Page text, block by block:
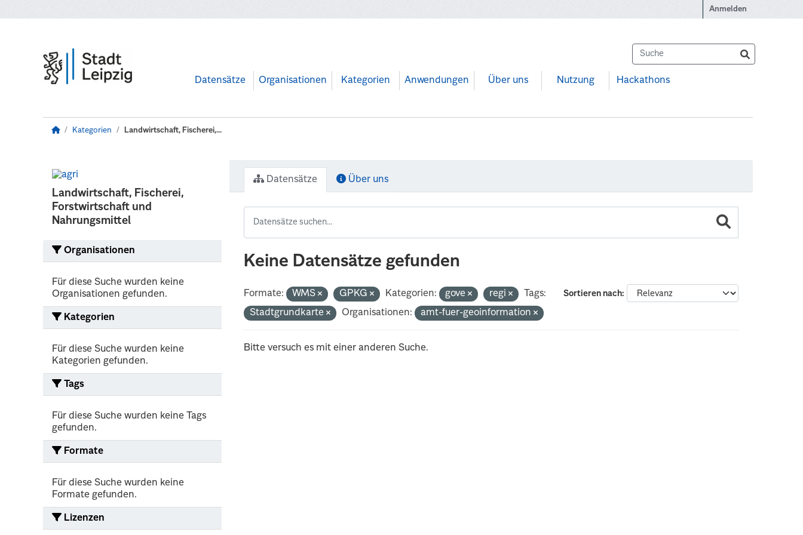
Anmelden
Datensätze Organisationen Kategorien Anwendungen Über uns Nutzung Hackathons
Kategorien Landwirtschaft, Fischerei,...
Landwirtschaft, Fischerei,
Forstwirtschaft und
Nahrungsmittel
Organisationen
Für diese Suche wurden keine
Organisationen gefunden.
Kategorien
Für diese Suche wurden keine
Kategorien gefunden.
Tags
Für diese Suche wurden keine Tags
gefunden.
Formate
Für diese Suche wurden keine
Formate gefunden.
Lizenzen
Datensätze Über uns
Keine Datensätze gefunden
Sortieren nach
Formate: WMS GPKG Kategorien: gove regi
Tags:
Stadtgrundkarte
Organisationen: amt-fuer-geoinformation
Bitte versuch es mit einer anderen Suche.